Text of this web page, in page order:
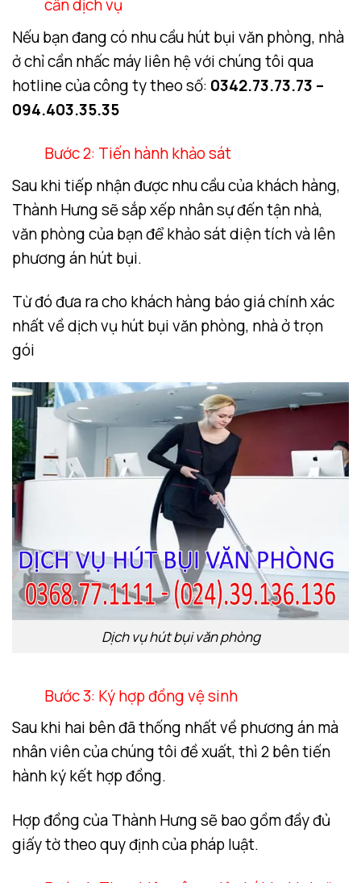
cần dịch vụ
Nếu bạn đang có nhu cầu hút bụi văn phòng, nhà
ở chỉ cần nhấc máy liên hệ với chúng tôi qua
hotline của công ty theo số: 0342.73.73.73 –
094.403.35.35
Bước 2: Tiến hành khảo sát
Sau khi tiếp nhận được nhu cầu của khách hàng,
Thành Hưng sẽ sắp xếp nhân sự đến tận nhà,
văn phòng của bạn để khảo sát diện tích và lên
phương án hút bụi.
Từ đó đưa ra cho khách hàng báo giá chính xác
nhất về dịch vụ hút bụi văn phòng, nhà ở trọn
gói
Dịch vụ hút bụi văn phòng
Bước 3: Ký hợp đồng vệ sinh
Sau khi hai bên đã thống nhất về phương án mà
nhân viên của chúng tôi đề xuất, thì 2 bên tiến
hành ký kết hợp đồng.
Hợp đồng của Thành Hưng sẽ bao gồm đầy đủ
giấy tờ theo quy định của pháp luật.